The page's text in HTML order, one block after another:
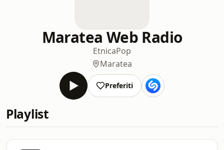
Maratea Web Radio
EtnicaPop
Maratea
Preferiti
Playlist